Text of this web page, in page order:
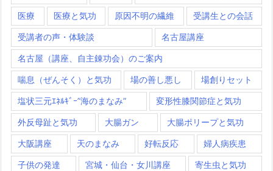
医療 医療と気功 原因不明の繊維 受講生との会話
受講者の声・体験談 名古屋講座
名古屋（講座、自主錬功会）のご案内
喘息（ぜんそく）と気功 場の善し悪し 場創りセット
塩状三元ｴﾈﾙｷﾞｰ”海のまなみ” 変形性膝関節症と気功
外反母趾と気功 大腸ガン 大腸ポリープと気功
大阪講座 天のまなみ 好転反応 婦人病疾患
子供の発達 宮城・仙台・女川講座 寄生虫と気功